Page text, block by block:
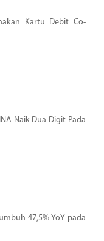
Kartu Debit Co-
Naik Dua Digit Pada
47,5% YoY pada